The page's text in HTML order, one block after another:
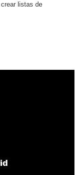
listas de